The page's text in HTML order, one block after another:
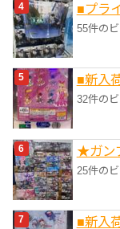
■プラ
55件の
■新入
32件の
★ガン
25件の
■新入